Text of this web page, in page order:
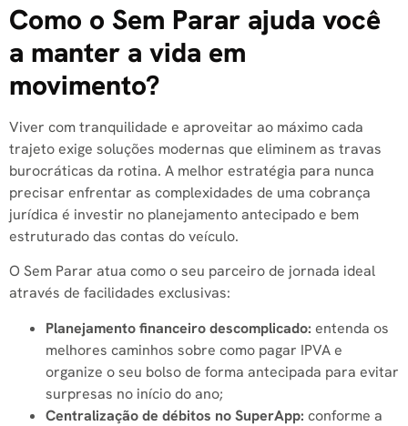
Como o Sem Parar ajuda você
a manter a vida em
movimento?
Viver com tranquilidade e aproveitar ao máximo cada
trajeto exige soluções modernas que eliminem as travas
burocráticas da rotina. A melhor estratégia para nunca
precisar enfrentar as complexidades de uma cobrança
jurídica é investir no planejamento antecipado e bem
estruturado das contas do veículo.
O Sem Parar atua como o seu parceiro de jornada ideal
através de facilidades exclusivas:
Planejamento financeiro descomplicado: entenda os
melhores caminhos sobre como pagar IPVA e
organize o seu bolso de forma antecipada para evitar
surpresas no início do ano;
Centralização de débitos no SuperApp: conforme a